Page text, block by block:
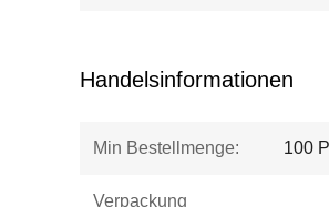
Handelsinformationen
Min Bestellmenge: 100
Verpackung